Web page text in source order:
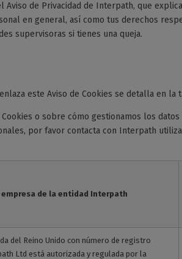
Aviso de Privacidad de Interpath, que
en general, así como tus derechos
supervisoras si tienes una queja.
este Aviso de Cookies se detalla en la
o sobre cómo gestionamos los
por favor contacta con Interpath
de la entidad Interpath
del Reino Unido con número de registro
Ltd está autorizada y regulada por la